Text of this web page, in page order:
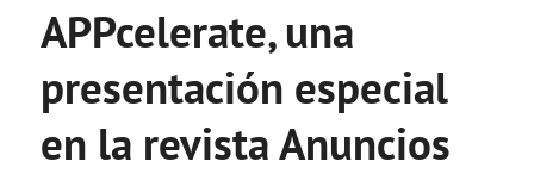
APPcelerate, una
presentación especial
en la revista Anuncios